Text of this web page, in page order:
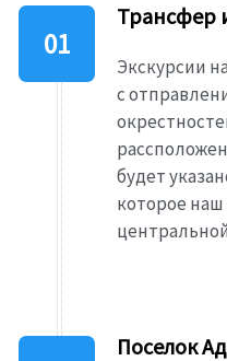
Трансфер
Экскурсии
с
будет
которое наш
Поселок